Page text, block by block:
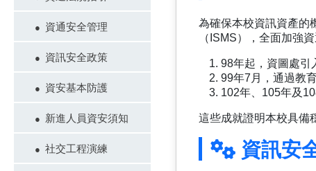
資通安全管理
資訊安全政策
資安基本防護
新進人員資安須知
社交工程演練
為確保本校資訊資產的
（ISMS），全面加強
98年起，資圖處引
99年7月，通過教
102年、105年及
這些成就證明本校具備
資訊安